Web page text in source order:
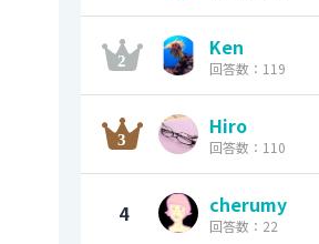
Ken
回答数：119
Hiro
回答数：110
4 cherumy
回答数：22